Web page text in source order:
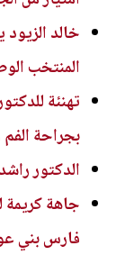
خالد
المنتخب
تهنئة
بجراحة
الدكتور
جاهة
فارس بني